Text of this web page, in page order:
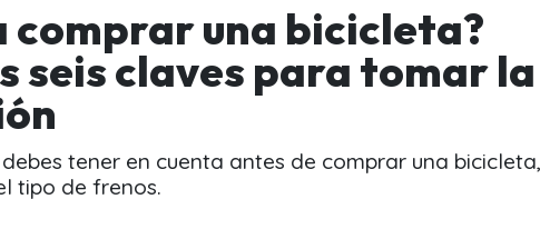
comprar una bicicleta?
seis claves para tomar la
tener en cuenta antes de comprar una bicicleta,
tipo de frenos.